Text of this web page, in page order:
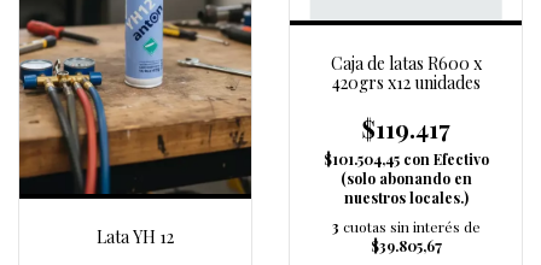
Lata YH 12
Caja de latas R600 x
420grs x12 unidades
$119.417
$101.504,45 con Efectivo
(solo abonando en
nuestros locales.)
3 cuotas sin interés de
$39.805,67